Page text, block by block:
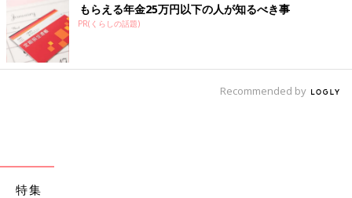
もらえる年金25万円以下の人が知るべき事
PR(くらしの話題)
Recommended by
特集